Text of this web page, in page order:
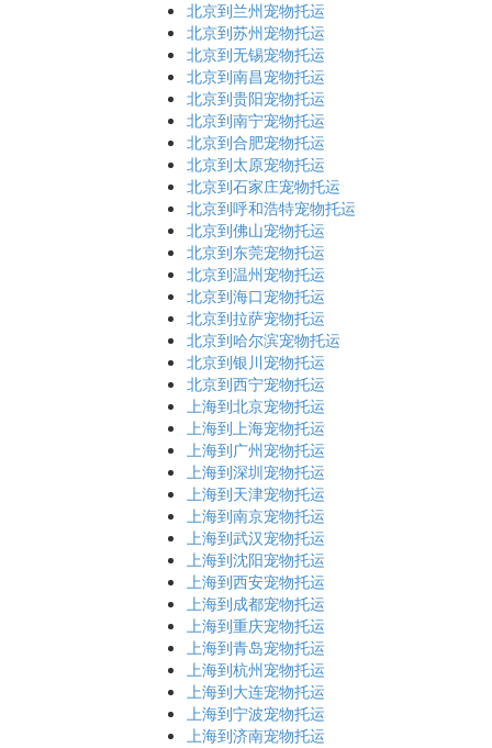
北京到兰州宠物托运
北京到苏州宠物托运
北京到无锡宠物托运
北京到南昌宠物托运
北京到贵阳宠物托运
北京到南宁宠物托运
北京到合肥宠物托运
北京到太原宠物托运
北京到石家庄宠物托运
北京到呼和浩特宠物托运
北京到佛山宠物托运
北京到东莞宠物托运
北京到温州宠物托运
北京到海口宠物托运
北京到拉萨宠物托运
北京到哈尔滨宠物托运
北京到银川宠物托运
北京到西宁宠物托运
上海到北京宠物托运
上海到上海宠物托运
上海到广州宠物托运
上海到深圳宠物托运
上海到天津宠物托运
上海到南京宠物托运
上海到武汉宠物托运
上海到沈阳宠物托运
上海到西安宠物托运
上海到成都宠物托运
上海到重庆宠物托运
上海到青岛宠物托运
上海到杭州宠物托运
上海到大连宠物托运
上海到宁波宠物托运
上海到济南宠物托运